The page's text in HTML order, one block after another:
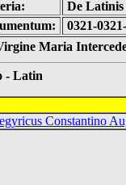
De
0321-
Maria
Latin
Constantino